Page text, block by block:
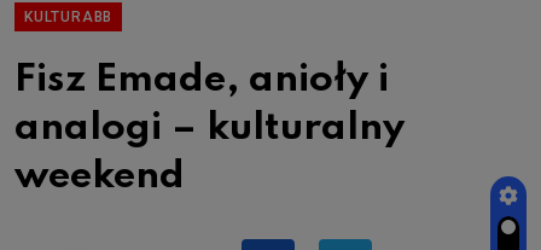
KULTURABB
Fisz Emade, anioły i
analogi – kulturalny
weekend